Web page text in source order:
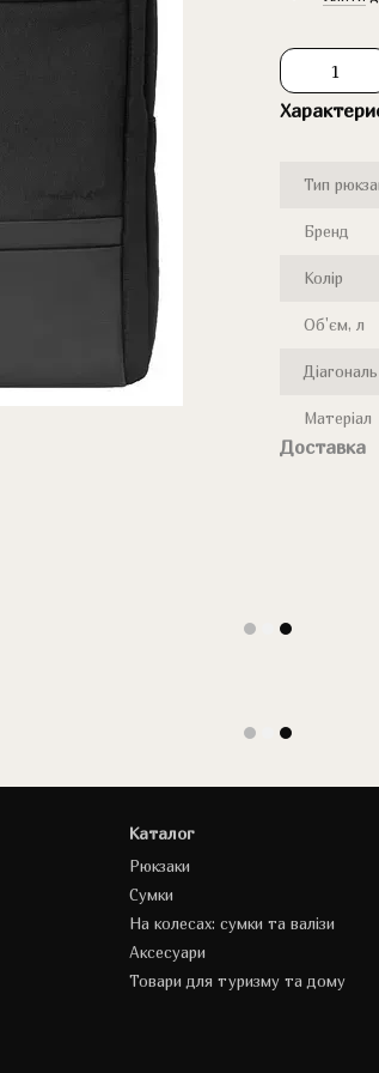
Тип
Бренд
Колір
Об'єм, л
Матеріал
Доставка
Каталог
Рюкзаки
Сумки
На колесах: сумки та валізи
Аксесуари
Товари для туризму та дому